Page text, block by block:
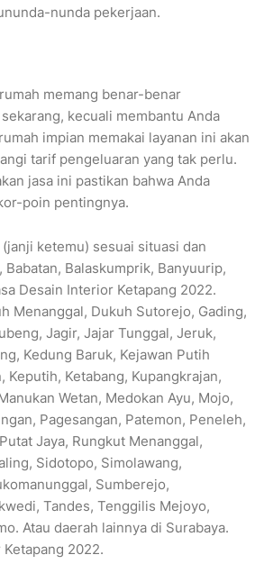
nunda pekerjaan.
memang benar-benar
kecuali membantu Anda
impian memakai layanan ini akan
tarif pengeluaran yang tak perlu.
jasa ini pastikan bahwa Anda
poin pentingnya.
ketemu) sesuai situasi dan
Balaskumprik, Banyuurip,
Desain Interior Ketapang 2022.
Menanggal, Dukuh Sutorejo, Gading,
Jagir, Jajar Tunggal, Jeruk,
Kedung Baruk, Kejawan Putih
Keputih, Ketabang, Kupangkrajan,
Wetan, Medokan Ayu, Mojo,
Pagesangan, Patemon, Peneleh,
Jaya, Rungkut Menanggal,
Sidotopo, Simolawang,
Sumberejo,
Tandes, Tenggilis Mejoyo,
Atau daerah lainnya di Surabaya.
2022.